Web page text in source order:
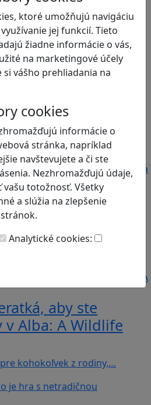
ktoré umožňujú navigáciu
jej funkcií. Tieto
žiadne informácie o vás,
na marketingové účely
vášho prehliadania na
cookies
informácie o
stránka, napríklad
navštevujete a či ste
Nezhromažďujú údaje,
totožnosť. Všetky
a slúžia na zlepšenie
Analytické cookies:
kooperácia
ako sa hrať
nastavovať
špecifiká detí, a…
aby ste
v Alba: A Wildlife
kohokoľvek z rodiny,…